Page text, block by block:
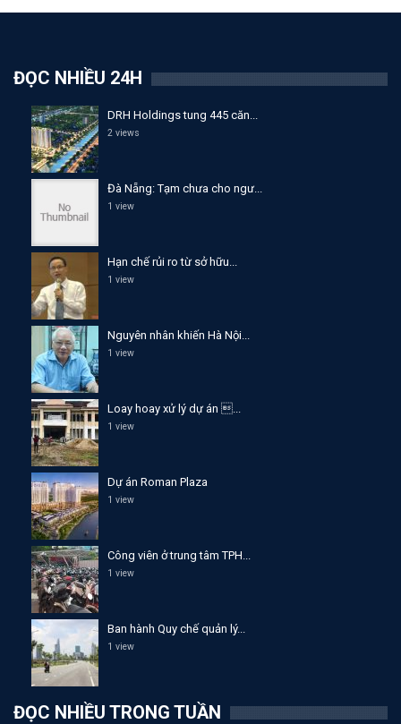
ĐỌC NHIỀU 24H
DRH Holdings tung 445 căn...
2 views
Đà Nẵng: Tạm chưa cho ngư...
1 view
Hạn chế rủi ro từ sở hữu...
1 view
Nguyên nhân khiến Hà Nội...
1 view
Loay hoay xử lý dự án ...
1 view
Dự án Roman Plaza
1 view
Công viên ở trung tâm TPH...
1 view
Ban hành Quy chế quản lý...
1 view
ĐỌC NHIỀU TRONG TUẦN